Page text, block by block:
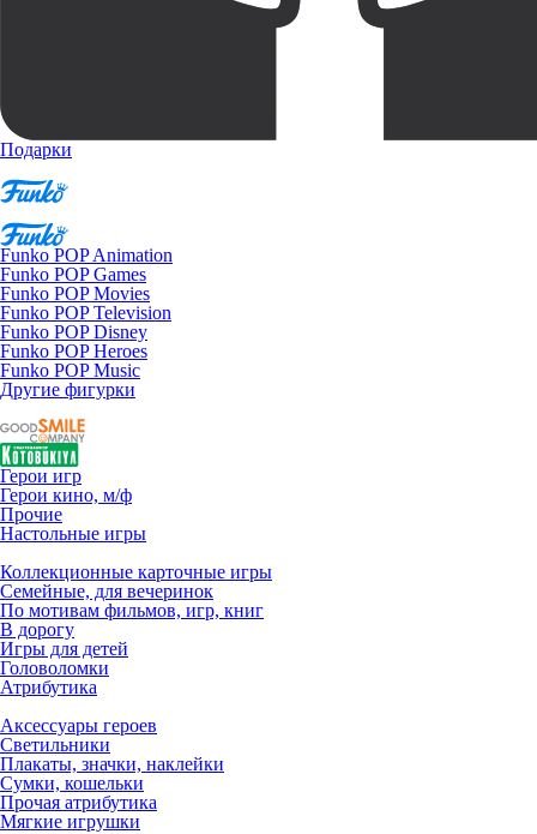
Подарки
Funko POP Animation
Funko POP Games
Funko POP Movies
Funko POP Television
Funko POP Disney
Funko POP Heroes
Funko POP Music
Другие фигурки
Герои игр
Герои кино, м/ф
Прочие
Настольные игры
Коллекционные карточные игры
Семейные, для вечеринок
По мотивам фильмов, игр, книг
В дорогу
Игры для детей
Головоломки
Атрибутика
Аксессуары героев
Светильники
Плакаты, значки, наклейки
Сумки, кошельки
Прочая атрибутика
Мягкие игрушки